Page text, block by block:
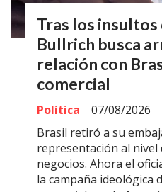
Tras los insultos
Bullrich busca
relación con
comercial
Política
07/08/2026
Brasil retiró a su
representación al nivel
negocios. Ahora el
la campaña ideológica